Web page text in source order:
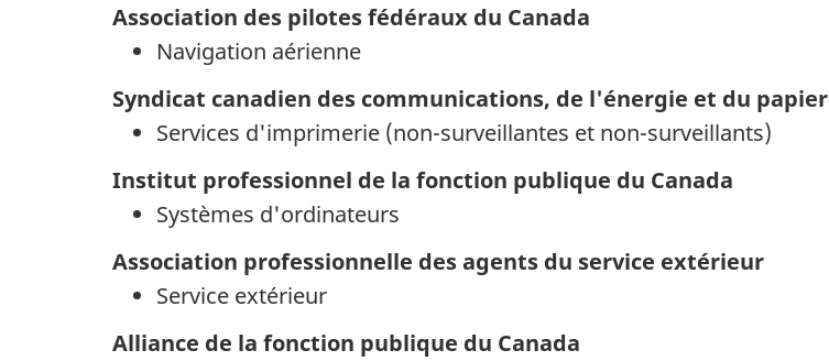
Association des pilotes fédéraux du Canada
Navigation aérienne
Syndicat canadien des communications, de l'énergie et du papier
Services d'imprimerie (non-surveillantes et non-surveillants)
Institut professionnel de la fonction publique du Canada
Systèmes d'ordinateurs
Association professionnelle des agents du service extérieur
Service extérieur
Alliance de la fonction publique du Canada